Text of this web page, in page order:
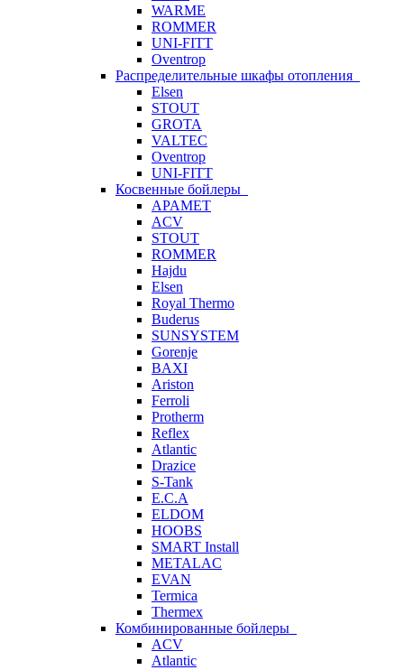
WARME
ROMMER
UNI-FITT
Oventrop
Распределительные шкафы отопления
Elsen
STOUT
GROTA
VALTEC
Oventrop
UNI-FITT
Косвенные бойлеры
APAMET
ACV
STOUT
ROMMER
Hajdu
Elsen
Royal Thermo
Buderus
SUNSYSTEM
Gorenje
BAXI
Ariston
Ferroli
Protherm
Reflex
Atlantic
Drazice
S-Tank
E.C.A
ELDOM
HOOBS
SMART Install
METALAC
EVAN
Termica
Thermex
Комбинированные бойлеры
ACV
Atlantic